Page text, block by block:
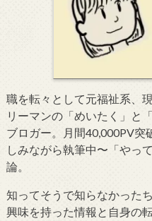
職を転々として元福祉系、
リーマンの「めいたく」と
ブロガー。月間40,000PV突
しみながら執筆中〜「やっ
論。
知ってそうで知らなかった
興味を持った情報と自身の